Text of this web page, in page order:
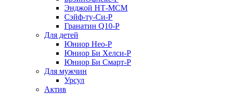
Энджой НТ-МСМ
Сэйф-ту-Си-Р
Гранатин Q10-Р
Для детей
Юниор Нео-Р
Юниор Би Хелси-Р
Юниор Би Смарт-Р
Для мужчин
Урсул
Актив